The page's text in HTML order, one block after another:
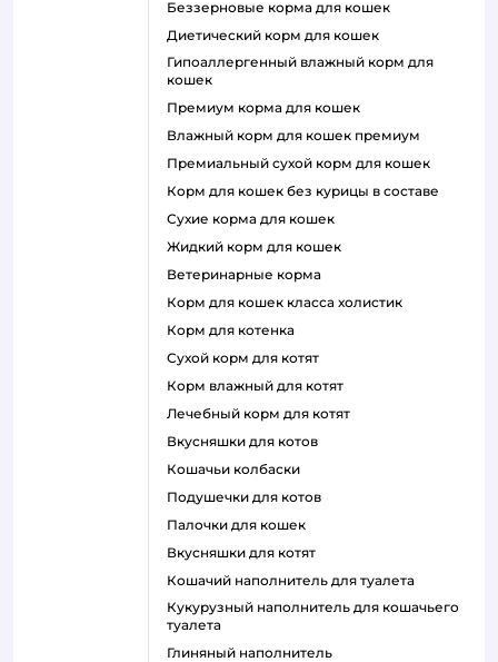
беззерновые корма для кошек
диетический корм для кошек
гипоаллергенный влажный корм для
кошек
премиум корма для кошек
влажный корм для кошек премиум
премиальный сухой корм для кошек
корм для кошек без курицы в составе
сухие корма для кошек
жидкий корм для кошек
ветеринарные корма
корм для кошек класса холистик
корм для котенка
сухой корм для котят
корм влажный для котят
лечебный корм для котят
вкусняшки для котов
кошачьи колбаски
подушечки для котов
палочки для кошек
вкусняшки для котят
кошачий наполнитель для туалета
кукурузный наполнитель для кошачьего
туалета
глиняный наполнитель